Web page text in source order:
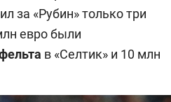
за «Рубин» только три
евро были
в «Селтик» и 10 млн